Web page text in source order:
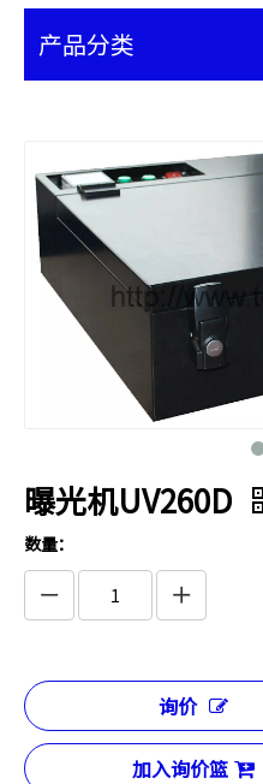
产品分类
曝光机UV260D
数量：
询价
加入询价篮